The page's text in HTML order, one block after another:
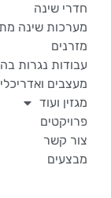
חדרי שינה
מערכות שינה
מזרנים
עבודות נגרות
מעצבים
מגזין ועוד
פרויקטים
צור קשר
מבצעים